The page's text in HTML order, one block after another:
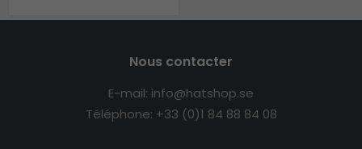
Nous contacter
E-mail: info@hatshop.se
Téléphone: +33 (0)1 84 88 84 08